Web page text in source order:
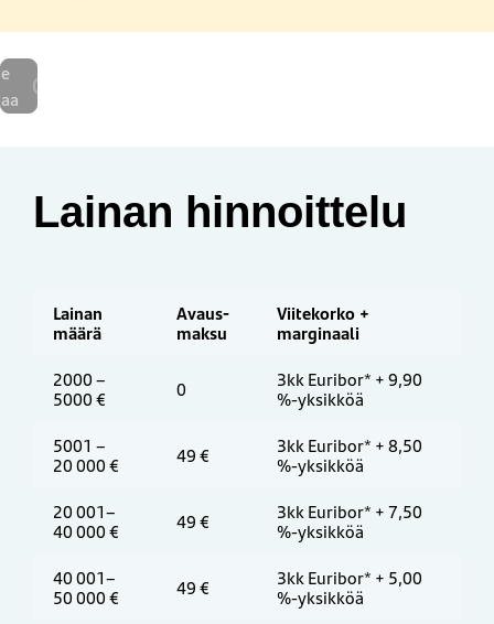
Lainan hinnoittelu
Lainan
määrä
Avaus­
maksu
Viitekorko +
marginaali
2000 –
5000 € 0 3kk Euribor* + 9,90
%-yksikköä
5001 –
20 000 € 49 € 3kk Euribor* + 8,50
%-yksikköä
20 001–
40 000 € 49 € 3kk Euribor* + 7,50
%-yksikköä
40 001–
50 000 € 49 € 3kk Euribor* + 5,00
%-yksikköä